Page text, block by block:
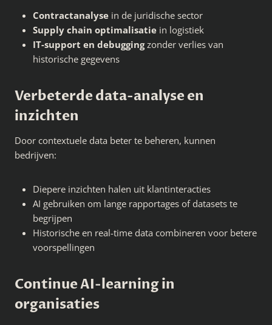
Contractanalyse in de juridische sector
Supply chain optimalisatie in logistiek
IT-support en debuggingzonder verlies van
historische gegevens
Verbeterde data-analyse en
inzichten
Door contextuele data beter te beheren, kunnen
bedrijven:
Diepere inzichten halen uit klantinteracties
AI gebruiken om lange rapportages of datasets te
begrijpen
Historische en real-time data combineren voor betere
voorspellingen
Continue AI-learning in
organisaties